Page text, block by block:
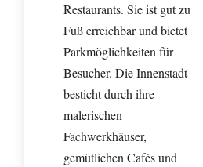
Restaurants. Sie ist gut zu
Fuß erreichbar und bietet
Parkmöglichkeiten für
Besucher. Die Innenstadt
besticht durch ihre
malerischen
Fachwerkhäuser,
gemütlichen Cafés und